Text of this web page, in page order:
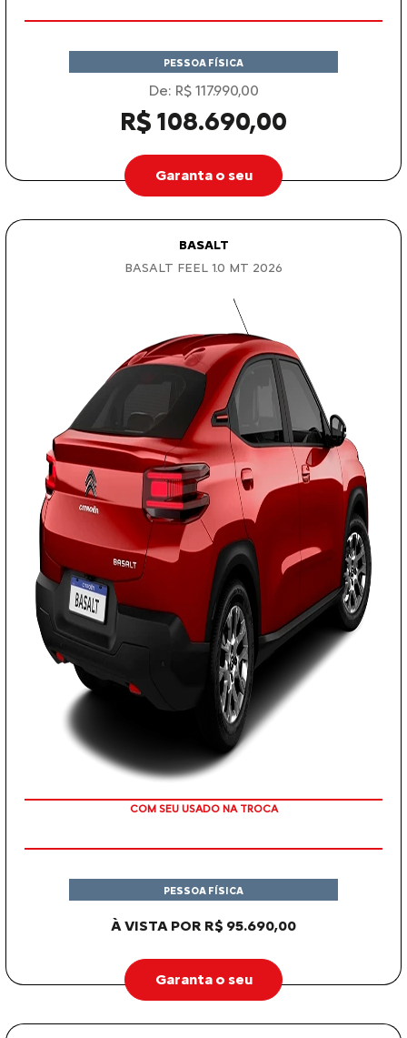
PESSOA FÍSICA
De: R$ 117.990,00
R$ 108.690,00
Garanta o seu
BASALT
BASALT FEEL 1.0 MT 2026
OU TAXA 0%
À VISTA POR R$ 95.690,00
PESSOA FÍSICA
Garanta o seu